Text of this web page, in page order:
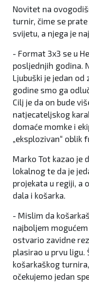
Novitet na
turnir, čime se
svijetu, a njega je
- Format 3x3 se u
posljednjih godina.
Ljubuški je jedan
godine smo ga
Cilj je da on bude
natjecateljskog
domaće momke i
„eksplozivan“ oblik
Marko Tot kazao je
lokalnog te da je
projekata u regiji, a
dala i košarka.
- Mislim da
najboljem
ostvario zavidne
plasirao u prvu ligu.
košarkaškog
očekujemo jedan